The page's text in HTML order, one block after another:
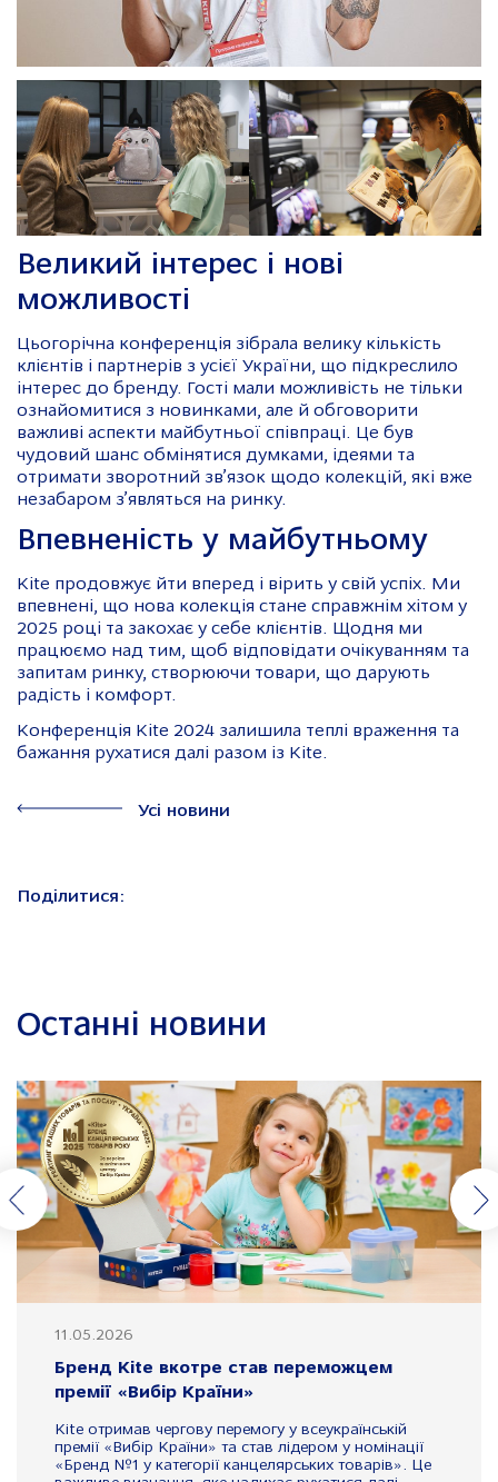
Великий інтерес і нові
можливості
Цьогорічна конференція зібрала велику кількість
клієнтів і партнерів з усієї України, що підкреслило
інтерес до бренду. Гості мали можливість не тільки
ознайомитися з новинками, але й обговорити
важливі аспекти майбутньої співпраці. Це був
чудовий шанс обмінятися думками, ідеями та
отримати зворотний зв’язок щодо колекцій, які вже
незабаром з’являться на ринку.
Впевненість у майбутньому
Kite продовжує йти вперед і вірить у свій успіх. Ми
впевнені, що нова колекція стане справжнім хітом у
2025 році та закохає у себе клієнтів. Щодня ми
працюємо над тим, щоб відповідати очікуванням та
запитам ринку, створюючи товари, що дарують
радість і комфорт.
Конференція Kite 2024 залишила теплі враження та
бажання рухатися далі разом із Kite.
Усі новини
Поділитися:
Останні новини
11.05.2026
Бренд Kite вкотре став переможцем
премії «Вибір Країни»
Kite отримав чергову перемогу у всеукраїнській
премії «Вибір Країни» та став лідером у номінації
«Бренд №1 у категорії канцелярських товарів». Це